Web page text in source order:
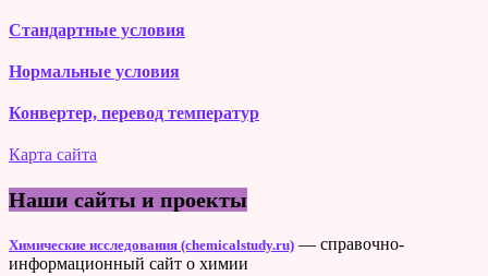
Стандартные условия
Нормальные условия
Конвертер, перевод температур
Карта сайта
Наши сайты и проекты
Химические исследования (chemicalstudy.ru) — справочно-
информационный сайт о химии